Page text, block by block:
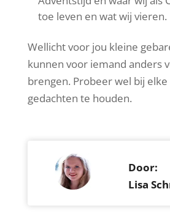
toe leven en wat wij vieren.
Wellicht voor jou kleine
kunnen voor iemand anders
brengen. Probeer wel bij elke
gedachten te houden.
Door:
Lisa